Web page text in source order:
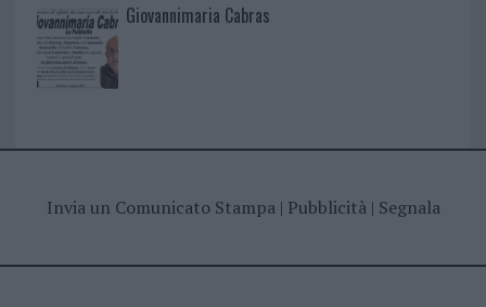
Giovannimaria Cabras
Invia un Comunicato Stampa| Pubblicità| Segnala